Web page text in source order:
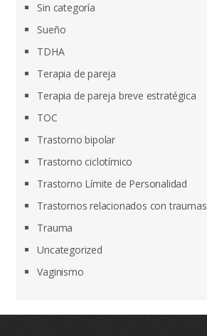
Sin categoría
Sueño
TDHA
Terapia de pareja
Terapia de pareja breve estratégica
TOC
Trastorno bipolar
Trastorno ciclotímico
Trastorno Límite de Personalidad
Trastornos relacionados con traumas
Trauma
Uncategorized
Vaginismo